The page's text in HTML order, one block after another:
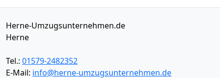
Herne-Umzugsunternehmen.de
Herne
Tel.: 01579-2482352
E-Mail: info@herne-umzugsunternehmen.de